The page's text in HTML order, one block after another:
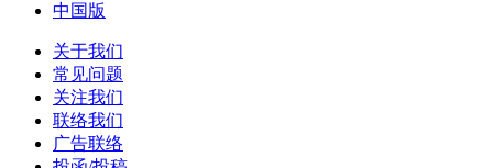
中国版
关于我们
常见问题
关注我们
联络我们
广告联络